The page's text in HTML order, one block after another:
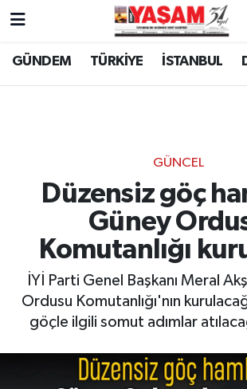
GÜNDEM TÜRKİYE İSTANBUL
GÜNCEL
Düzensiz göç
Güney
Komutanlığı
İYİ Parti Genel Başkanı Meral
Ordusu Komutanlığı'nın
göçle ilgili somut adımlar